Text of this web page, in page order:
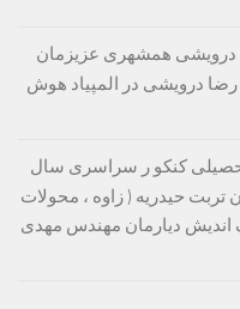
درویشی همشهری عزیزمان
درویشی در المپیاد هوش
کنکو ر سراسری سال
تربت حیدریه ( زاوه ، محولات
اندیش دیارمان مهندس مهدی